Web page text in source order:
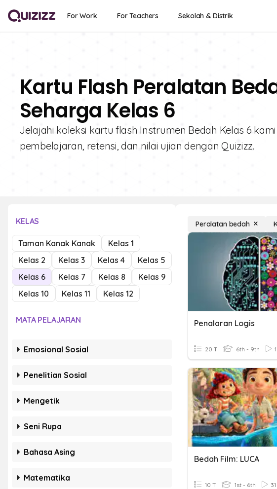
For Work For Teachers Sekolah & Distrik
Kartu Flash Peralatan
Seharga Kelas 6
Jelajahi koleksi kartu flash Instrumen Bedah Kelas 6
pembelajaran, retensi, dan nilai ujian dengan Quizizz.
KELAS
Taman Kanak Kanak
Kelas 1
Kelas 2
Kelas 3 Kelas 4
Kelas 5
Kelas 6
Kelas 7 Kelas 8
Kelas 9
Kelas 10
Kelas 11 Kelas 12
MATA PELAJARAN
Emosional Sosial
Penelitian Sosial
Mengetik
Seni Rupa
Bahasa Asing
Matematika
Peralatan bedah
Penalaran Logis
20 T 6th - 9th
Bedah Film: LUCA
10 T 1st - 6th 31